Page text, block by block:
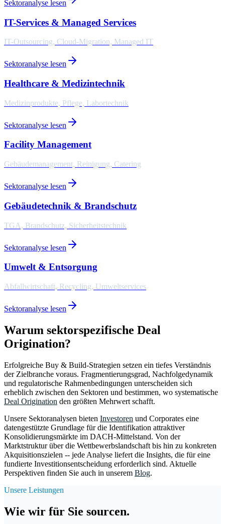
Sektoranalyse lesen
IT-Services & Managed Services
IT-Outsourcing, Cloud-Migration, Managed IT
Sektoranalyse lesen
Healthcare & Medizintechnik
Medizinprodukte, Pflege, Labortechnik
Sektoranalyse lesen
Facility Management
Gebäudemanagement, Reinigung, Catering
Sektoranalyse lesen
Gebäudetechnik & Brandschutz
TGA, Brandschutz, Sicherheitstechnik
Sektoranalyse lesen
Umwelt & Entsorgung
Abfallwirtschaft, Recycling, Umweltservices
Sektoranalyse lesen
Warum sektorspezifische Deal
Origination?
Erfolgreiche Buy & Build-Strategien setzen ein tiefes Verständnis
der Zielbranche voraus. Fragmentierungsgrad, Nachfolgedynamik
und regulatorische Rahmenbedingungen unterscheiden sich
erheblich zwischen den Sektoren und bestimmen, wo systematische
Deal Origination den größten Mehrwert schafft.
Unsere Sektoranalysen bieten Investoren und Corporates eine
datengestützte Grundlage für die Identifikation attraktiver
Konsolidierungsmärkte im DACH-Mittelstand. Von der
Marktstruktur über die Wettbewerbslandschaft bis hin zu konkreten
Akquisitionszielen -- jede Analyse liefert die Insights, die für eine
fundierte Investitionsentscheidung erforderlich sind. Aktuelle
Perspektiven finden Sie auch in unserem Blog.
Unsere Leistungen
Wie wir für Sie sourcen.